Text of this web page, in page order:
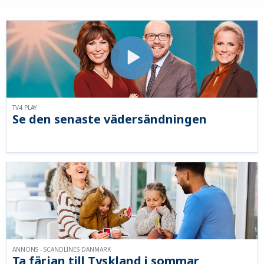
Se den senaste vädersändningen
TV4 PLAY
ANNONS - SCANDLINES DANMARK